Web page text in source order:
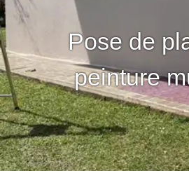
Pose de
peinture